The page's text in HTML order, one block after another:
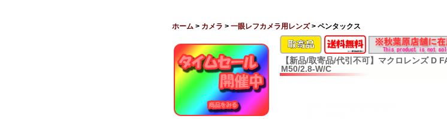
ホーム > カメラ > 一眼レフカメラ用レンズ> ペンタックス
【新品/取寄品/代引不可】マクロレンズ D
M50/2.8-W/C